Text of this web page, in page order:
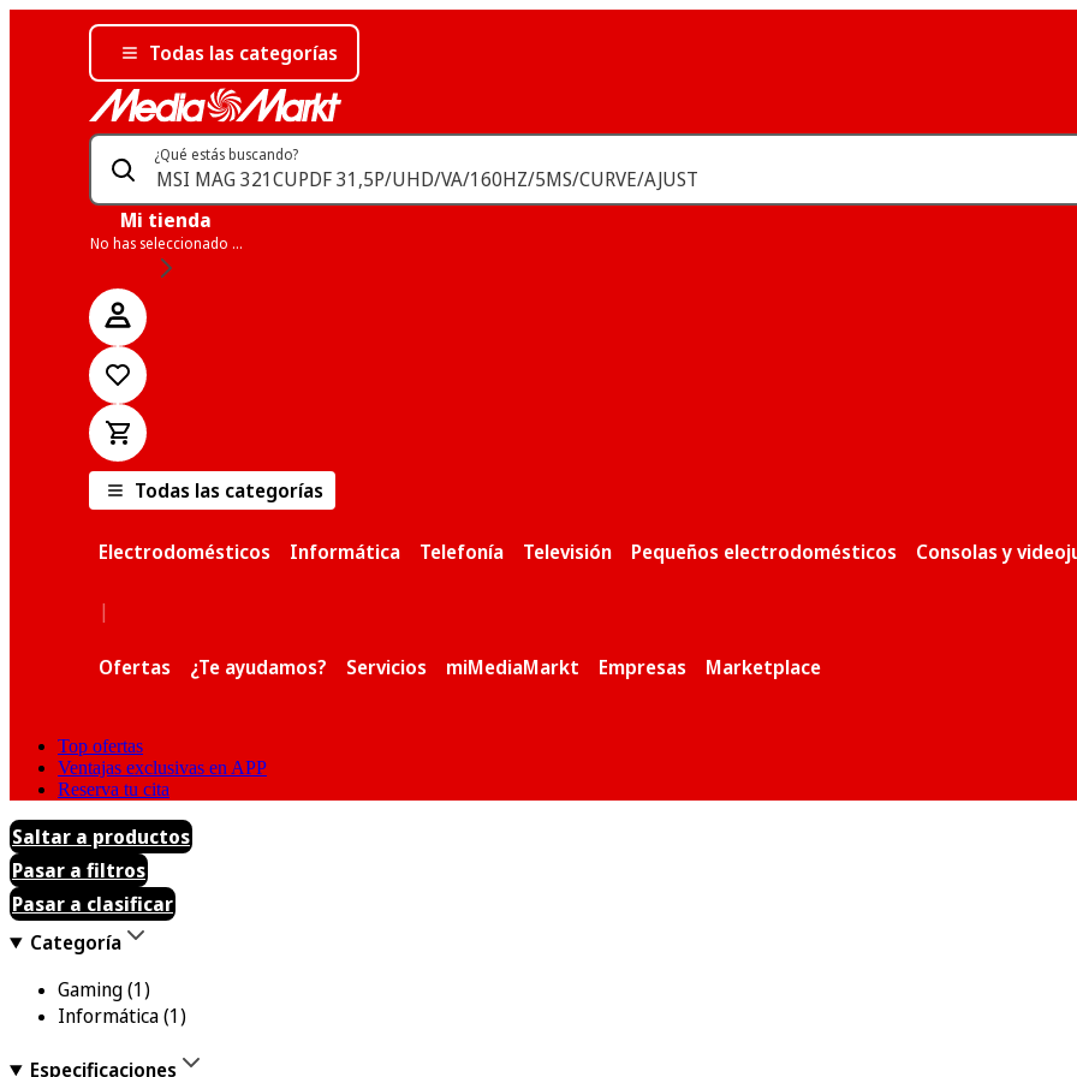
Todas las categorías
¿Qué estás buscando?
Mi tienda
No has seleccionado una tienda
Todas las categorías
Electrodomésticos Informática Telefonía Televisión Pequeños electrodomésticos Consolas y
|
Ofertas ¿Te ayudamos? Servicios miMediaMarkt Empresas Marketplace
Top ofertas
Ventajas exclusivas en APP
Reserva tu cita
Saltar a productos
Pasar a filtros
Pasar a clasificar
Categoría
Gaming(1)
Informática(1)
Especificaciones